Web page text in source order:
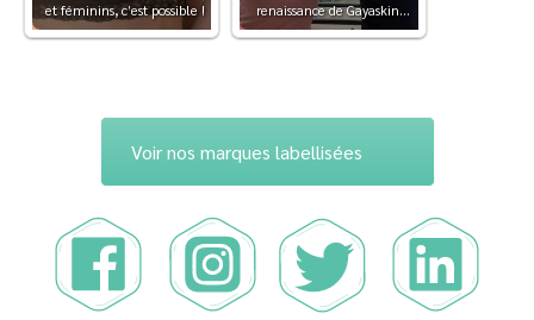
et féminins, c’est possible !
renaissance de Gayaskin…
Voir nos marques labellisées